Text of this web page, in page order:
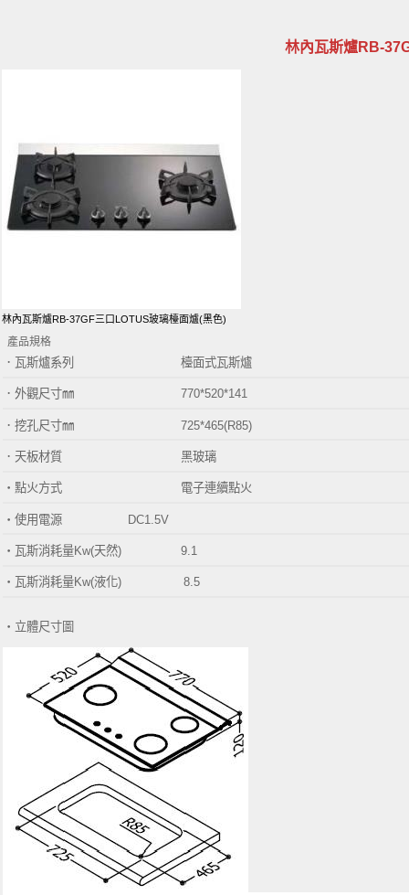
林內瓦斯爐RB-
林內瓦斯爐RB-37GF三口LOTUS玻璃檯面爐(黑色)
產品規格
．瓦斯爐系列 檯面式瓦斯爐
．外觀尺寸㎜ 770*520*141
．挖孔尺寸㎜ 725*465(R85)
．天板材質 黑玻璃
‧ 點火方式 電子連續點火
‧使用電源 DC1.5V
‧ 瓦斯消耗量Kw(天然) 9.1
‧ 瓦斯消耗量Kw(液化) 8.5
‧ 立體尺寸圖